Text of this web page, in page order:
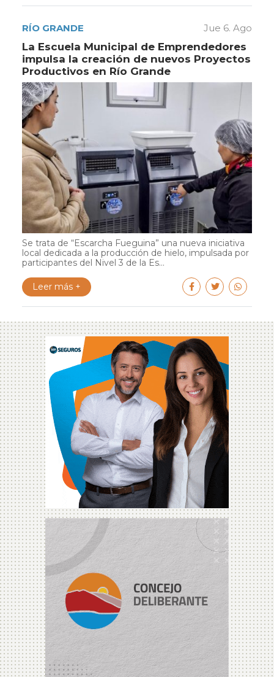
RÍO GRANDE Jue 6. Ago
La Escuela Municipal de Emprendedores
impulsa la creación de nuevos Proyectos
Productivos en Río Grande
Se trata de “Escarcha Fueguina” una nueva iniciativa
local dedicada a la producción de hielo, impulsada por
participantes del Nivel 3 de la Es...
Leer más +